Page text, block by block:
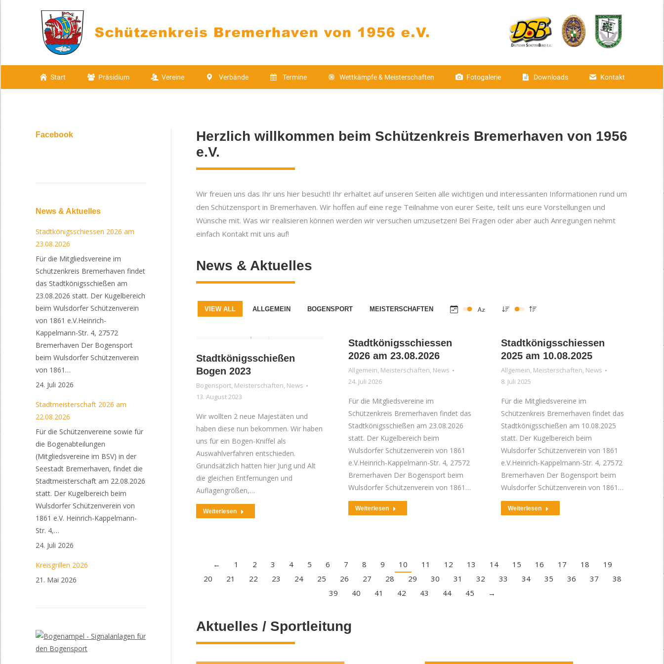
Start Präsidium Vereine Verbände Termine Wettkämpfe & Meisterschaften Fotogalerie Downloads Kontakt
Herzlich willkommen beim Schützenkreis Bremerhaven von 1956
e.V.
Wir freuen uns das Ihr uns hier besucht! Ihr erhaltet auf unseren Seiten alle wichtigen und interessanten Informationen rund um
den Schützensport in Bremerhaven. Wir hoffen auf eine rege Teilnahme von eurer Seite, teilt uns eure Vorstellungen und
Wünsche mit. Was wir realisieren können werden wir versuchen umzusetzen! Bei Fragen oder aber auch Anregungen nehmt
einfach Kontakt mit uns auf!
News & Aktuelles
VIEW ALL ALLGEMEIN BOGENSPORT MEISTERSCHAFTEN
Stadtkönigsschießen
Bogen 2023
Bogensport, Meisterschaften, News
13. August 2023
Wir wollten 2 neue Majestäten und
haben diese nun bekommen. Wir haben
uns für ein Bogen-Kniffel als
Auswahlverfahren entschieden.
Grundsätzlich hatten hier Jung und Alt
die gleichen Entfernungen und
Auflagengrößen,…
Weiterlesen
Stadtkönigsschiessen
2026 am 23.08.2026
Allgemein, Meisterschaften, News
24. Juli 2026
Für die Mitgliedsvereine im
Schützenkreis Bremerhaven findet das
Stadtkönigsschießen am 23.08.2026
statt. Der Kugelbereich beim
Wulsdorfer Schützenverein von 1861
e.V.Heinrich-Kappelmann-Str. 4, 27572
Bremerhaven Der Bogensport beim
Wulsdorfer Schützenverein von 1861…
Weiterlesen
Stadtkönigsschiessen
2025 am 10.08.2025
Allgemein, Meisterschaften, News
8. Juli 2025
Für die Mitgliedsvereine im
Schützenkreis Bremerhaven findet das
Stadtkönigsschießen am 10.08.2025
statt. Der Kugelbereich beim
Wulsdorfer Schützenverein von 1861
e.V.Heinrich-Kappelmann-Str. 4, 27572
Bremerhaven Der Bogensport beim
Wulsdorfer Schützenverein von 1861…
Weiterlesen
← 1 2 3 4 5 6 7 8 9 10 11 12 13 14 15 16 17 18
19
20
21 22 23 24 25 26 27 28 29 30 31 32 33 34 35 36 37
38
39
40 41 42 43 44 45 →
Aktuelles / Sportleitung
Facebook
News & Aktuelles
Stadtkönigsschiessen 2026 am
23.08.2026
Für die Mitgliedsvereine im
Schützenkreis Bremerhaven findet
das Stadtkönigsschießen am
23.08.2026 statt. Der Kugelbereich
beim Wulsdorfer Schützenverein
von 1861 e.V.Heinrich-
Kappelmann-Str. 4, 27572
Bremerhaven Der Bogensport
beim Wulsdorfer Schützenverein
von 1861…
24. Juli 2026
Stadtmeisterschaft 2026 am
22.08.2026
Für die Schützenvereine sowie für
die Bogenabteilungen
(Mitgliedsvereine im BSV) in der
Seestadt Bremerhaven, findet die
Stadtmeisterschaft am 22.08.2026
statt. Der Kugelbereich beim
Wulsdorfer Schützenverein von
1861 e.V. Heinrich-Kappelmann-
Str. 4,…
24. Juli 2026
Kreisgrillen 2026
21. Mai 2026
Start
Kontakt